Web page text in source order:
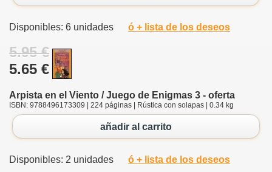
Disponibles: 6 unidades ó + lista de los deseos
5.95 €
5.65 €
Arpista en el Viento / Juego de Enigmas 3 - oferta
ISBN: 9788496173309 | 224 páginas | Rústica con solapas | 0.34 kg
añadir al carrito
Disponibles: 2 unidades ó + lista de los deseos